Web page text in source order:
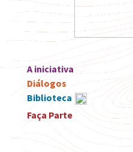
A iniciativa
Diálogos
Biblioteca
Faça Parte